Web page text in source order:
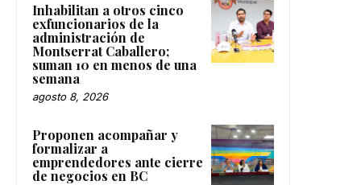
Inhabilitan a otros cinco
exfuncionarios de la
administración de
Montserrat Caballero;
suman 10 en menos de una
semana
agosto 8, 2026
Proponen acompañar y
formalizar a
emprendedores ante cierre
de negocios en BC